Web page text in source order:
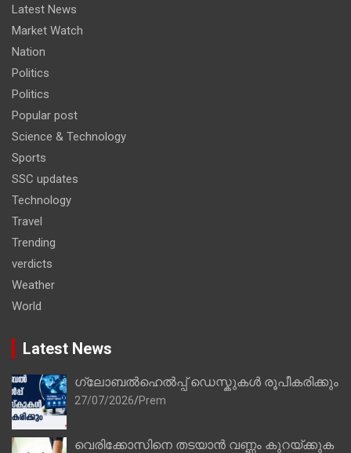
Latest News
Market Watch
Nation
Politics
Politics
Popular post
Science & Technology
Sports
SSC updates
Technology
Travel
Trending
verdicts
Weather
World
Latest News
ഗ്ലോബൽഹെൽപ്പ് ഡെസ്കുകൾ രൂപീകരിക്കും
27/07/2026 Prem
വെരിക്കോസിനെ തടയാൻ വണ്ണം കുറയ്ക്കുക